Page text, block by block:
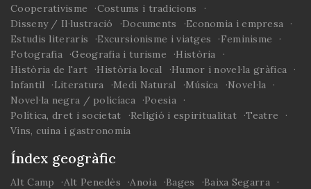
Cooperativisme
Costums i tradicions
Disseny / Il·lustració
Documents
Economia i empresa
Estudis literaris
Excursionisme i viatges
Feminisme
Fotografia
Geografia i turisme
Història
Història de l'art
Història local
Humor i novel·la gràfica
Infantil
Literatura Medi Natural Música
Novel·la
Novel·la negra / policíaca
Poesia
Política, dret i societat
Religió i espiritualitat
Teatre
Vins, cuina i gastronomia
Índex geogràfic
Alt Camp Alt Penedès Anoia Bages
Baixa Segarra